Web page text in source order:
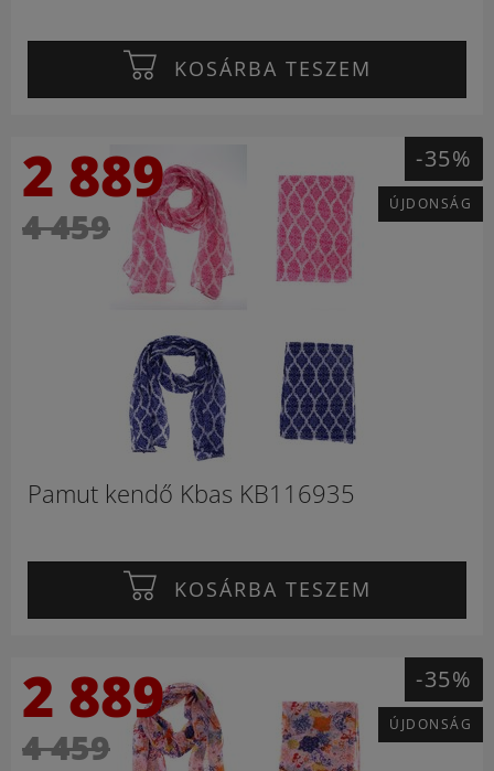
KOSÁRBA TESZEM
2 889
4 459
-35%
ÚJDONSÁG
Pamut kendő Kbas KB116935
KOSÁRBA TESZEM
2 889
4 459
-35%
ÚJDONSÁG